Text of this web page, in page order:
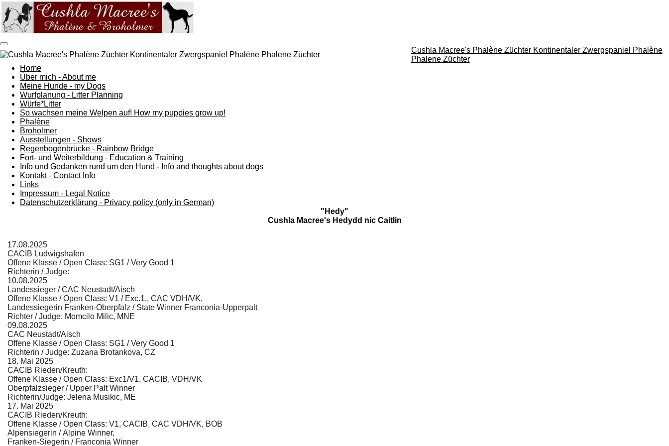
Zum
Hauptinhalt
springen
Cushla Macree's Phalène Züchter Kontinentaler Zwergspaniel Phalène
Phalene Züchter
Home
Über mich - About me
Meine Hunde - my Dogs
Wurfplanung - Litter Planning
Würfe*Litter
So wachsen meine Welpen auf! How my puppies grow up!
Phalène
Broholmer
Ausstellungen - Shows
Regenbogenbrücke - Rainbow Bridge
Fort- und Weiterbildung - Education & Training
Info und Gedanken rund um den Hund - Info and thoughts about dogs
Kontakt - Contact Info
Links
Impressum - Legal Notice
Datenschutzerklärung - Privacy policy (only in German)
"Hedy"
Cushla Macree's Hedydd nic Caitlin
17.08.2025
CACIB Ludwigshafen
Offene Klasse / Open Class: SG1 / Very Good 1
Richterin / Judge:
10.08.2025
Landessieger / CAC Neustadt/Aisch
Offene Klasse / Open Class: V1 / Exc.1., CAC VDH/VK,
Landessiegerin Franken-Oberpfalz / State Winner Franconia-Upperpalt
Richter / Judge: Momcilo Milic, MNE
09.08.2025
CAC Neustadt/Aisch
Offene Klasse / Open Class: SG1 / Very Good 1
Richterin / Judge: Zuzana Brotankova, CZ
18. Mai 2025
CACIB Rieden/Kreuth:
Offene Klasse / Open Class: Exc1/V1, CACIB, VDH/VK
Oberpfalzsieger / Upper Palt Winner
Richterin/Judge: Jelena Musikic, ME
17. Mai 2025
CACIB Rieden/Kreuth:
Offene Klasse / Open Class: V1, CACIB, CAC VDH/VK, BOB
Alpensiegerin / Alpine Winner,
Franken-Siegerin / Franconia Winner